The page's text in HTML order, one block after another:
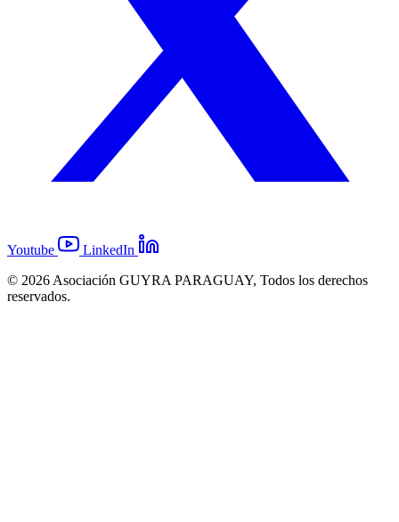
Youtube
LinkedIn
© 2026 Asociación GUYRA PARAGUAY, Todos los derechos
reservados.